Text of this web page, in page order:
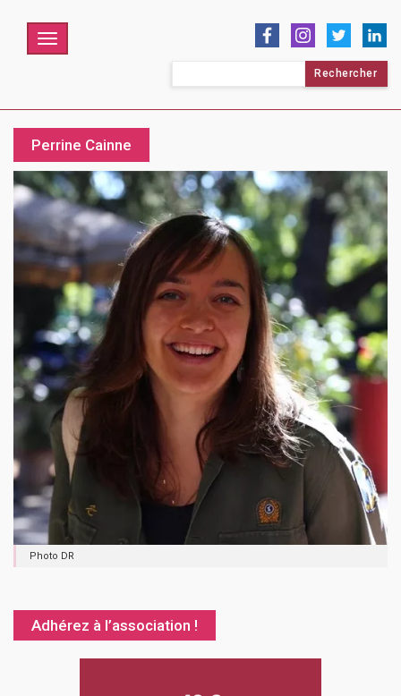
Menu
Perrine Cainne
Photo DR
Adhérez à l’association !